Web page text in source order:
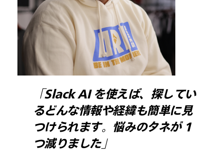
「Slack AI を使えば、探してい
るどんな情報や経緯も簡単に見
つけられます。悩みのタネが 1
つ減りました」